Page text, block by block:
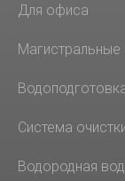
Для офиса
Магистральные
Система
Водородная